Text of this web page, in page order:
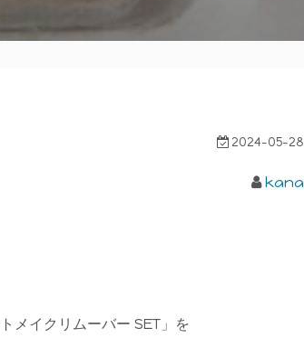
2024-05-28
kana
メイクリムーバー SET」を